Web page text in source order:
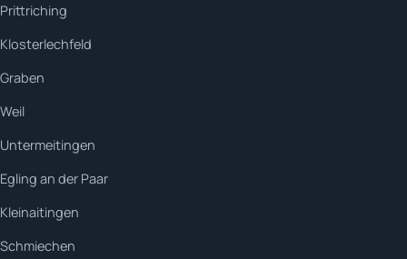
Prittriching
Klosterlechfeld
Graben
Weil
Untermeitingen
Egling an der Paar
Kleinaitingen
Schmiechen